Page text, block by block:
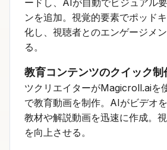
ンを追加。視覚的要素でポッド
化し、視聴者とのエンゲージメ
る。
教育コンテンツのクイック制
ツクリエイターがMagicroll.aiを
で教育動画を制作。AIがビデオを
教材や解説動画を迅速に作成。
を向上させる。